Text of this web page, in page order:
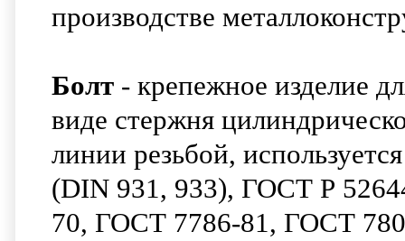
производстве
Болт - крепежное изделие
виде стержня
линии резьбой,
(DIN 931, 933), ГОСТ Р
70, ГОСТ 7786-81, ГОСТ